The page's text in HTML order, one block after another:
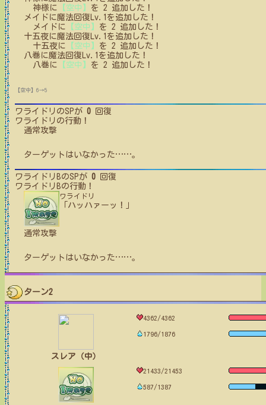
神様に 【空中】 を 2 追加した！
メイド に魔法回復Lv.1 を追加した！
メイド に 【空中】 を 2 追加した！
十五夜に魔法回復Lv.1 を追加した！
十五夜に 【空中】 を 2 追加した！
八巻に魔法回復Lv.1 を追加した！
八巻に 【空中】 を 2 追加した！
【空中】6→5
ワライドリ のSPが 0 回復
ワライドリ の行動！
通常攻撃
ターゲットはいなかった……。
ワライドリBのSPが 0 回復
ワライドリBの行動！
ワライドリ
「ハッハァーッ！」
通常攻撃
ターゲットはいなかった……。
ターン2
スレア（中）
4362/4362
1796/1876
21433/21453
587/1387